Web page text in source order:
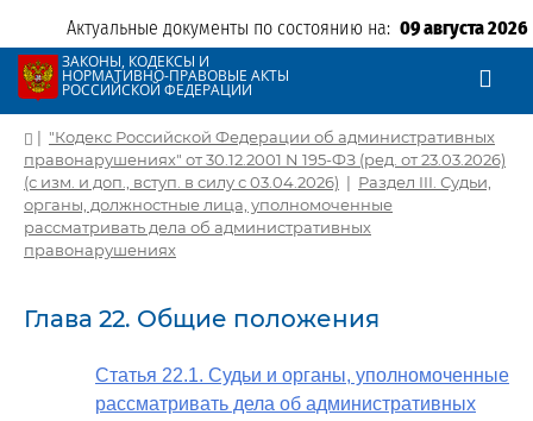
Актуальные документы по состоянию на: 09 августа 2026
ЗАКОНЫ, КОДЕКСЫ И
НОРМАТИВНО-ПРАВОВЫЕ АКТЫ
РОССИЙСКОЙ ФЕДЕРАЦИИ
| "Кодекс Российской Федерации об административных
правонарушениях" от 30.12.2001 N 195-ФЗ (ред. от 23.03.2026)
(с изм. и доп., вступ. в силу с 03.04.2026) | Раздел III. Судьи,
органы, должностные лица, уполномоченные
рассматривать дела об административных
правонарушениях
Глава 22. Общие положения
Статья 22.1. Судьи и органы, уполномоченные
рассматривать дела об административных